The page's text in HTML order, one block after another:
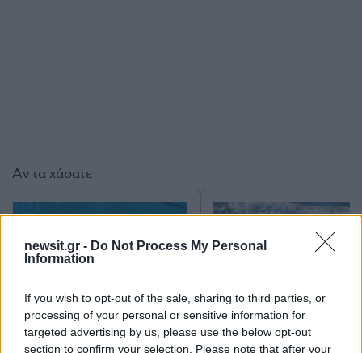
newsit.gr - Do Not Process My Personal
Information
If you wish to opt-out of the sale, sharing to third parties, or
processing of your personal or sensitive information for
targeted advertising by us, please use the below opt-out
section to confirm your selection. Please note that after your
Αν τα χάσατε
Πάρος: Κλειστό το beach
Εκρηκτικό κοκτέιλ